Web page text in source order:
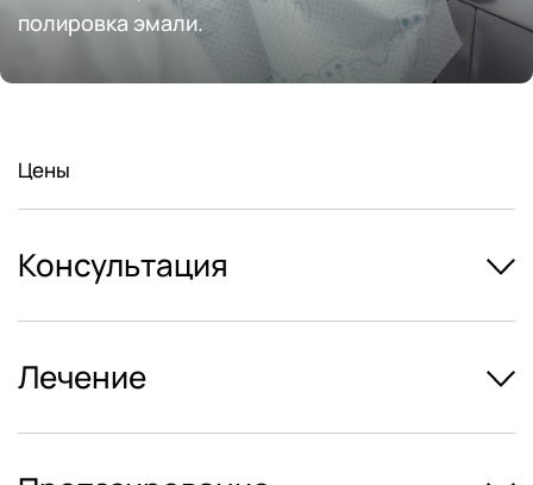
полировка эмали.
Цены
Консультация
Консультация от 2 000 ₽
Лечение